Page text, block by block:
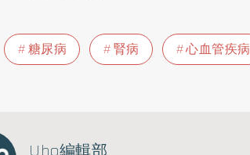
糖尿病 腎病 心血管疾病